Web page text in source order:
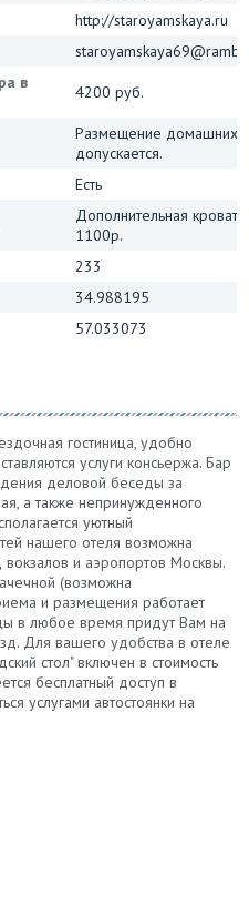
http://staroyamskaya.ru
в
4200 руб.
Размещение домашних
допускается.
Есть
Дополнительная
1100р.
233
34.988195
57.033073
гостиница, удобно
услуги консьержа. Бар
деловой беседы за
а также непринужденного
уютный
нашего отеля возможна
и аэропортов Москвы.
(возможна
и размещения работает
в любое время придут Вам на
Для вашего удобства в отеле
стол" включен в стоимость
бесплатный доступ в
услугами автостоянки на